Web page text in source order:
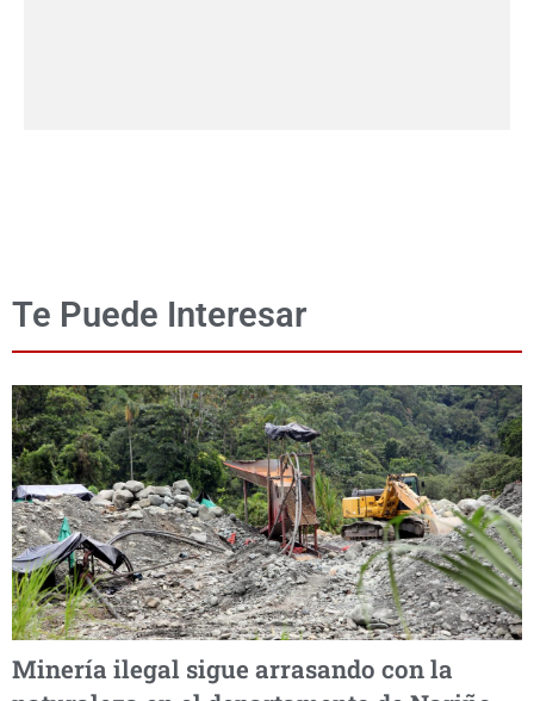
Te Puede Interesar
Minería ilegal sigue arrasando con la